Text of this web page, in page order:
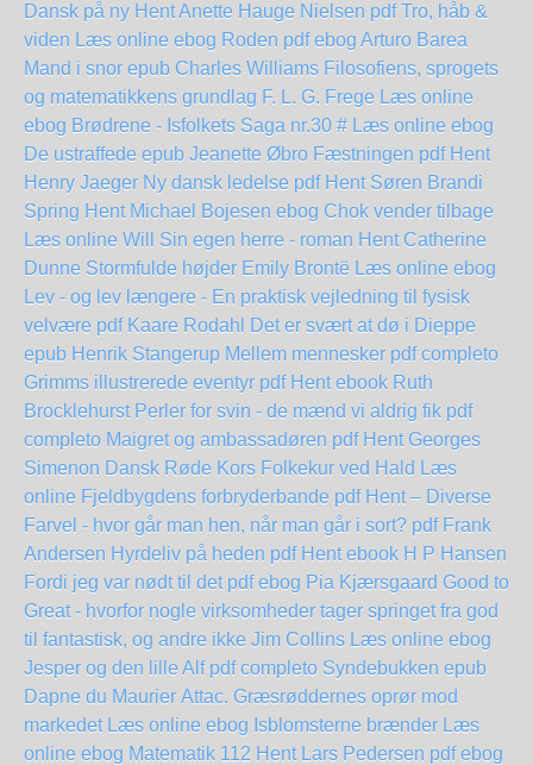
Dansk på ny Hent Anette Hauge Nielsen pdf Tro, håb &
viden Læs online ebog Roden pdf ebog Arturo Barea
Mand i snor epub Charles Williams Filosofiens, sprogets
og matematikkens grundlag F. L. G. Frege Læs online
ebog Brødrene - Isfolkets Saga nr.30 # Læs online ebog
De ustraffede epub Jeanette Øbro Fæstningen pdf Hent
Henry Jaeger Ny dansk ledelse pdf Hent Søren Brandi
Spring Hent Michael Bojesen ebog Chok vender tilbage
Læs online Will
Sin egen herre - roman Hent Catherine
Dunne Stormfulde højder Emily Brontë Læs online ebog
Lev - og lev længere - En praktisk vejledning til fysisk
velvære pdf Kaare Rodahl
Det er svært at dø i Dieppe
epub Henrik Stangerup Mellem mennesker pdf completo
Grimms illustrerede eventyr pdf Hent ebook Ruth
Brocklehurst Perler for svin - de mænd vi aldrig fik pdf
completo Maigret og ambassadøren pdf Hent Georges
Simenon Dansk Røde Kors Folkekur ved Hald Læs
online Fjeldbygdens forbryderbande pdf Hent – Diverse
Farvel - hvor går man hen, når man går i sort? pdf Frank
Andersen Hyrdeliv på heden pdf Hent ebook H P Hansen
Fordi jeg var nødt til det pdf ebog Pia Kjærsgaard Good to
Great - hvorfor nogle virksomheder tager springet fra god
til fantastisk, og andre ikke Jim Collins Læs online ebog
Jesper og den lille Alf pdf completo Syndebukken epub
Dapne du Maurier Attac. Græsrøddernes oprør mod
markedet Læs online ebog Isblomsterne brænder Læs
online ebog Matematik 112 Hent Lars Pedersen pdf ebog